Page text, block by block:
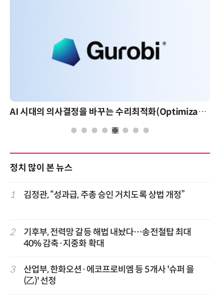
AI 시대의 의사결정을 바꾸는 수리최적화(Optimization): 실제 산업 적용 사례와 활용 전략 AI 핀옵스 실전
정치 많이 본 뉴스
1 김정관, “성과급, 주총 승인 거치도록 상법 개정”
2
기후부, 전력망 갈등 해법 내놨다…송전철탑 최대
40% 감축·지중화 확대
3
산업부, 한화오션·에코프로비엠 등 5개사 '슈퍼 을
(乙)' 선정